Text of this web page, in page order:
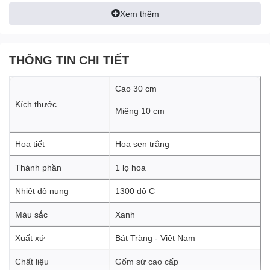
Chạm Khắc Độc Đáo - Nét Quyến Rũ Và Sự
Tinh Xảo
Sự tinh tế, khéo léo trên lọ hoa dáng bom miệng rộng bạch
liêntạo ra một nét quyến rũ độc đáo. Những họa tiết được thể
hiện thông qua từng đường nét vẽ tinh tế. Bàn tay của người thợ
Bát Tràng biến những khúc khắc thành những điểm nhấn nổi bật,
Xem thêm
THÔNG TIN CHI TIẾT
Kích thước
Cao 30 cm
Miệng 10 cm
Họa tiết Hoa sen trắng
Thành phần 1 lọ hoa
Nhiệt độ nung 1300 độ C
Màu sắc Xanh
Xuất xứ Bát Tràng - Việt Nam
Chất liệu Gốm sứ cao cấp